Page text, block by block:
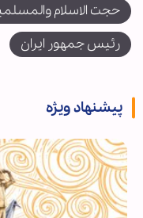
حجت الاسلام
رئیس جمهور ایران
پیشنهاد ویژه